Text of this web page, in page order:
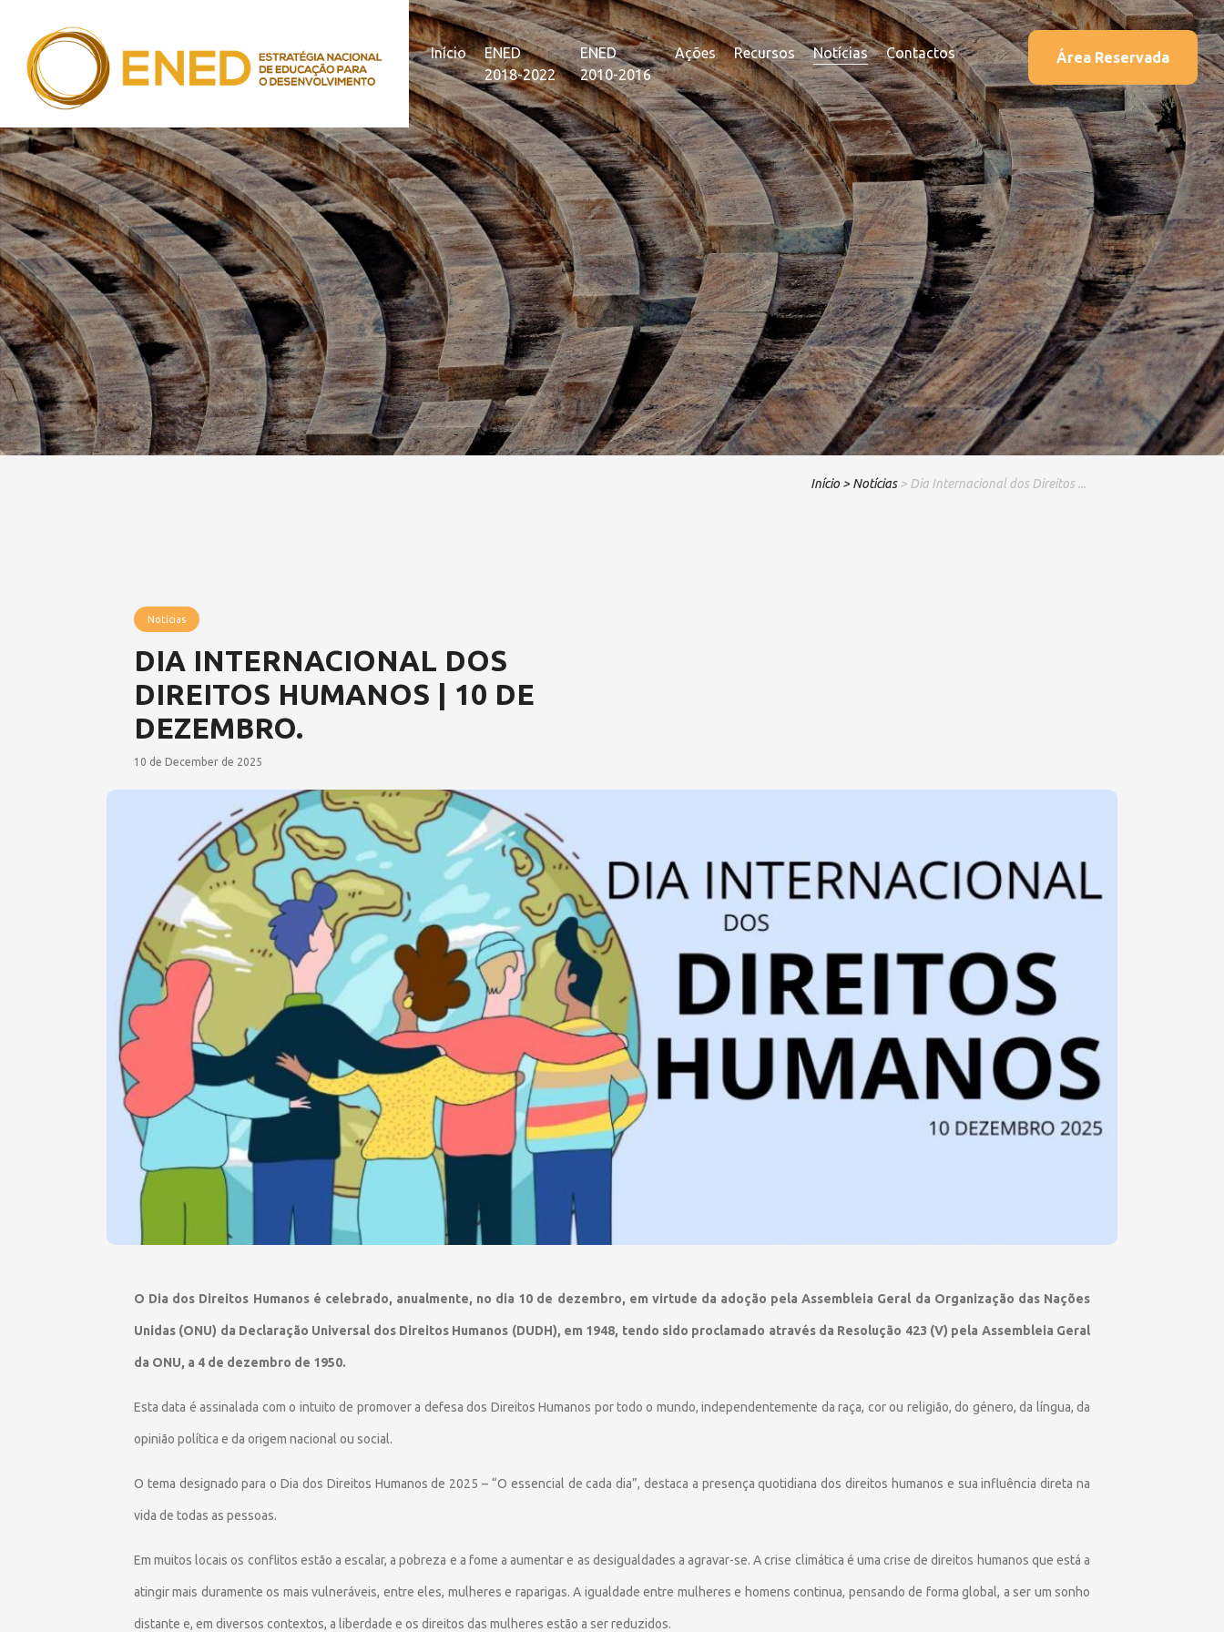
Início
ENED
2018-2022
ENED
2010-2016
Ações Recursos Notícias Contactos Área Reservada
Início > Notícias > Dia Internacional dos Direitos ...
Notícias
DIA INTERNACIONAL DOS
DIREITOS HUMANOS | 10 DE
DEZEMBRO.
10 de December de 2025
O Dia dos Direitos Humanos é celebrado, anualmente, no dia 10 de dezembro, em virtude da adoção pela Assembleia Geral da Organização das Nações
Unidas (ONU) da Declaração Universal dos Direitos Humanos (DUDH), em 1948, tendo sido proclamado através da Resolução 423 (V) pela Assembleia Geral
da ONU, a 4 de dezembro de 1950.
Esta data é assinalada com o intuito de promover a defesa dos Direitos Humanos por todo o mundo, independentemente da raça, cor ou religião, do género, da língua, da
opinião política e da origem nacional ou social.
O tema designado para o Dia dos Direitos Humanos de 2025 – “O essencial de cada dia”, destaca a presença quotidiana dos direitos humanos e sua influência direta na
vida de todas as pessoas.
Em muitos locais os conflitos estão a escalar, a pobreza e a fome a aumentar e as desigualdades a agravar-se. A crise climática é uma crise de direitos humanos que está a
atingir mais duramente os mais vulneráveis, entre eles, mulheres e raparigas. A igualdade entre mulheres e homens continua, pensando de forma global, a ser um sonho
distante e, em diversos contextos, a liberdade e os direitos das mulheres estão a ser reduzidos.